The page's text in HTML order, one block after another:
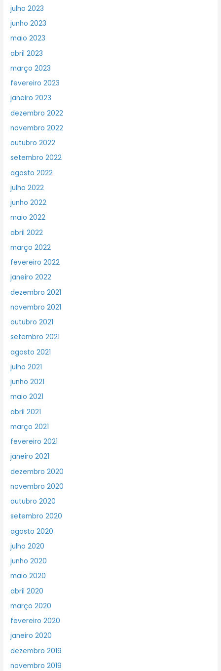
julho 2023
junho 2023
maio 2023
abril 2023
março 2023
fevereiro 2023
janeiro 2023
dezembro 2022
novembro 2022
outubro 2022
setembro 2022
agosto 2022
julho 2022
junho 2022
maio 2022
abril 2022
março 2022
fevereiro 2022
janeiro 2022
dezembro 2021
novembro 2021
outubro 2021
setembro 2021
agosto 2021
julho 2021
junho 2021
maio 2021
abril 2021
março 2021
fevereiro 2021
janeiro 2021
dezembro 2020
novembro 2020
outubro 2020
setembro 2020
agosto 2020
julho 2020
junho 2020
maio 2020
abril 2020
março 2020
fevereiro 2020
janeiro 2020
dezembro 2019
novembro 2019